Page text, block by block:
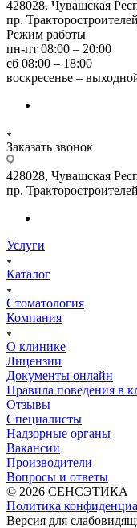
428028, Чувашская
пр.
Режим работы
пн-пт 08:00 – 20:00
сб 08:00 – 18:00
воскресенье –
Заказать звонок
428028, Чувашская
пр.
Услуги
Каталог
Стоматология
Компания
О клинике
Лицензии
Документы онлайн
Правила поведения в
Отзывы
Специалисты
Надзорные органы
Вакансии
Производители
Вопросы и ответы
© 2026 СЕНСЭТИКА
Политика
Версия для